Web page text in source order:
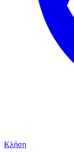
Κλήση